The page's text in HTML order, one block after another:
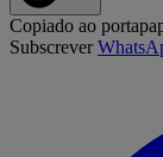
Copiado ao
Subscrever